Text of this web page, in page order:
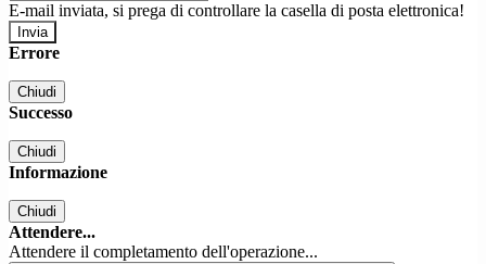
E-mail inviata, si prega di controllare la casella di posta elettronica!
Errore
Chiudi
Successo
Chiudi
Informazione
Chiudi
Attendere...
Attendere il completamento dell'operazione...